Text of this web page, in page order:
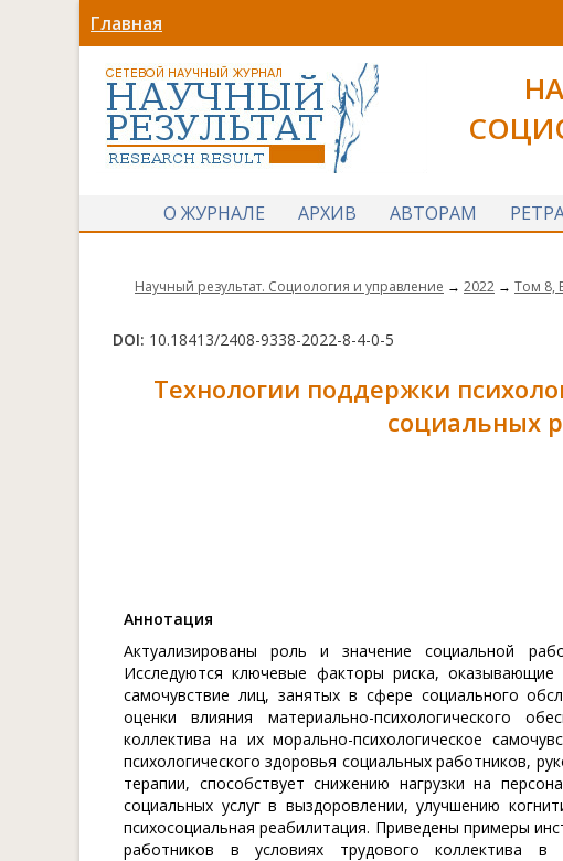
Главная
О ЖУРНАЛЕ
АРХИВ АВТОРАМ
Научный результат. Социология и управление → 2022 → Том 8,
DOI: 10.18413/2408-9338-2022-8-4-0-5
Технологии поддержки
социальных
Aннотация
Актуализированы роль и значение социальной
Исследуются ключевые факторы риска, оказывающие
самочувствие лиц, занятых в сфере социального
оценки влияния материально-психологического
коллектива на их морально-психологическое
психологического здоровья социальных работников,
терапии, способствует снижению нагрузки на
социальных услуг в выздоровлении, улучшению
психосоциальная реабилитация. Приведены примеры
работников в условиях трудового коллектива